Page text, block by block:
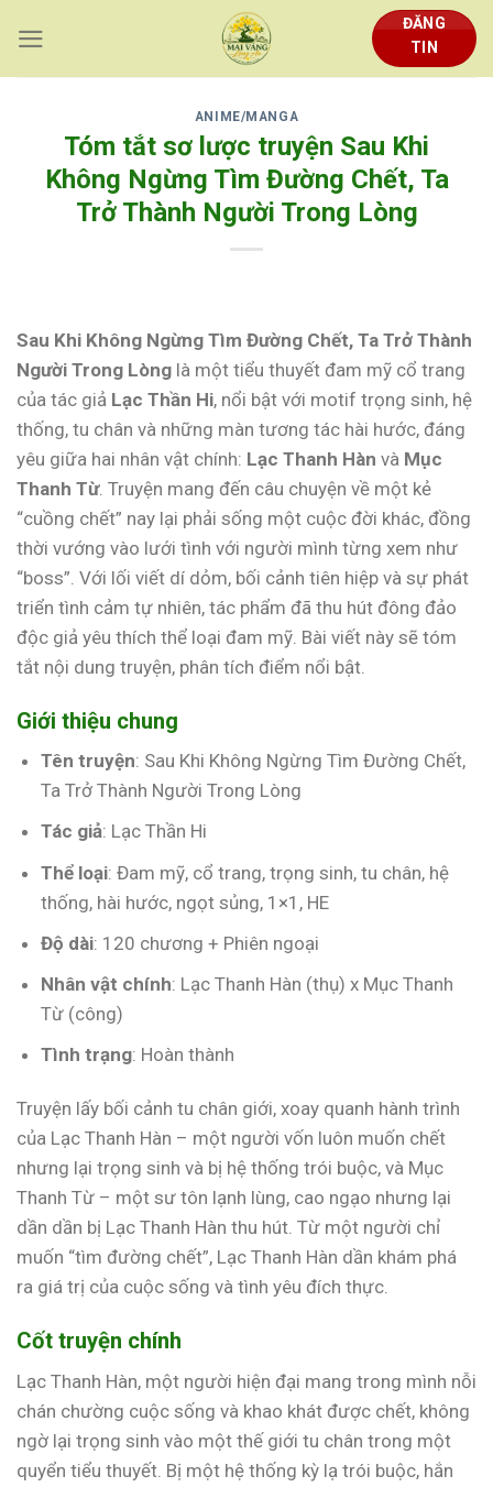
content
ĐĂNG
TIN
ANIME/MANGA
Tóm tắt sơ lược truyện Sau Khi
Không Ngừng Tìm Đường Chết, Ta
Trở Thành Người Trong Lòng
Sau Khi Không Ngừng Tìm Đường Chết, Ta Trở Thành
Người Trong Lòng là một tiểu thuyết đam mỹ cổ trang
của tác giả Lạc Thần Hi, nổi bật với motif trọng sinh, hệ
thống, tu chân và những màn tương tác hài hước, đáng
yêu giữa hai nhân vật chính: Lạc Thanh Hàn và Mục
Thanh Từ. Truyện mang đến câu chuyện về một kẻ
“cuồng chết” nay lại phải sống một cuộc đời khác, đồng
thời vướng vào lưới tình với người mình từng xem như
“boss”. Với lối viết dí dỏm, bối cảnh tiên hiệp và sự phát
triển tình cảm tự nhiên, tác phẩm đã thu hút đông đảo
độc giả yêu thích thể loại đam mỹ. Bài viết này sẽ tóm
tắt nội dung truyện, phân tích điểm nổi bật.
Giới thiệu chung
Tên truyện: Sau Khi Không Ngừng Tìm Đường Chết,
Ta Trở Thành Người Trong Lòng
Tác giả: Lạc Thần Hi
Thể loại: Đam mỹ, cổ trang, trọng sinh, tu chân, hệ
thống, hài hước, ngọt sủng, 1×1, HE
Độ dài: 120 chương + Phiên ngoại
Nhân vật chính: Lạc Thanh Hàn (thụ) x Mục Thanh
Từ (công)
Tình trạng: Hoàn thành
Truyện lấy bối cảnh tu chân giới, xoay quanh hành trình
của Lạc Thanh Hàn – một người vốn luôn muốn chết
nhưng lại trọng sinh và bị hệ thống trói buộc, và Mục
Thanh Từ – một sư tôn lạnh lùng, cao ngạo nhưng lại
dần dần bị Lạc Thanh Hàn thu hút. Từ một người chỉ
muốn “tìm đường chết”, Lạc Thanh Hàn dần khám phá
ra giá trị của cuộc sống và tình yêu đích thực.
Cốt truyện chính
Lạc Thanh Hàn, một người hiện đại mang trong mình nỗi
chán chường cuộc sống và khao khát được chết, không
ngờ lại trọng sinh vào một thế giới tu chân trong một
quyển tiểu thuyết. Bị một hệ thống kỳ lạ trói buộc, hắn